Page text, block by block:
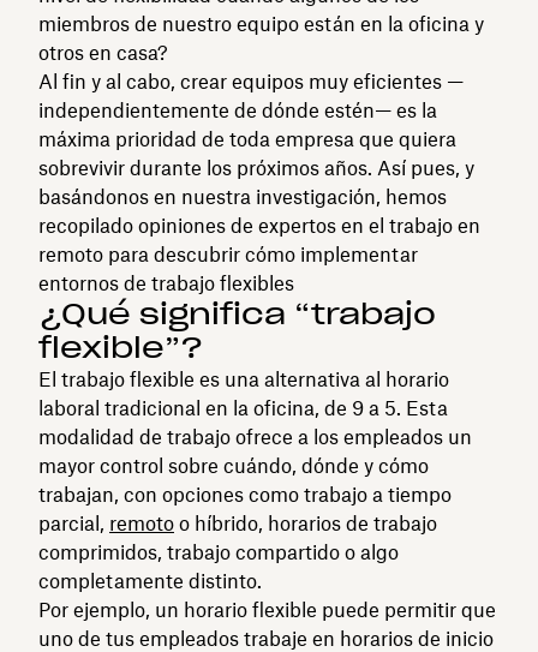
miembros de nuestro equipo están en la oficina y
otros en casa?
Al fin y al cabo, crear equipos muy eficientes —
independientemente de dónde estén— es la
máxima prioridad de toda empresa que quiera
sobrevivir durante los próximos años. Así pues, y
basándonos en nuestra investigación, hemos
recopilado opiniones de expertos en el trabajo en
remoto para descubrir cómo implementar
entornos de trabajo flexibles
¿Qué significa “trabajo
flexible”?
El trabajo flexible es una alternativa al horario
laboral tradicional en la oficina, de 9 a 5. Esta
modalidad de trabajo ofrece a los empleados un
mayor control sobre cuándo, dónde y cómo
trabajan, con opciones como trabajo a tiempo
parcial, remoto o híbrido, horarios de trabajo
comprimidos, trabajo compartido o algo
completamente distinto.
Por ejemplo, un horario flexible puede permitir que
uno de tus empleados trabaje en horarios de inicio